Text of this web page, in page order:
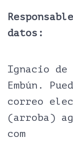
datos:
Ignacio de
Embún.
correo
(arroba)
com